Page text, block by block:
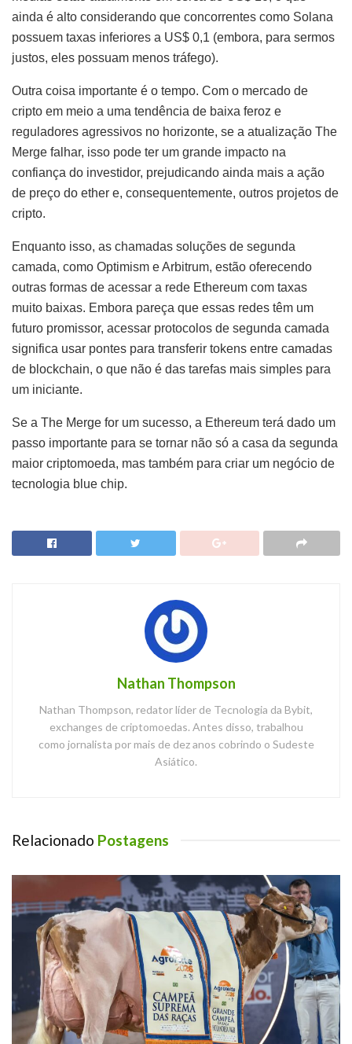
ainda é alto considerando que concorrentes como Solana
possuem taxas inferiores a US$ 0,1 (embora, para sermos
justos, eles possuam menos tráfego).
Outra coisa importante é o tempo. Com o mercado de
cripto em meio a uma tendência de baixa feroz e
reguladores agressivos no horizonte, se a atualização The
Merge falhar, isso pode ter um grande impacto na
confiança do investidor, prejudicando ainda mais a ação
de preço do ether e, consequentemente, outros projetos de
cripto.
Enquanto isso, as chamadas soluções de segunda
camada, como Optimism e Arbitrum, estão oferecendo
outras formas de acessar a rede Ethereum com taxas
muito baixas. Embora pareça que essas redes têm um
futuro promissor, acessar protocolos de segunda camada
significa usar pontes para transferir tokens entre camadas
de blockchain, o que não é das tarefas mais simples para
um iniciante.
Se a The Merge for um sucesso, a Ethereum terá dado um
passo importante para se tornar não só a casa da segunda
maior criptomoeda, mas também para criar um negócio de
tecnologia blue chip.
Nathan Thompson
Nathan Thompson, redator líder de Tecnologia da Bybit,
exchanges de criptomoedas. Antes disso, trabalhou
como jornalista por mais de dez anos cobrindo o Sudeste
Asiático.
Relacionado Postagens